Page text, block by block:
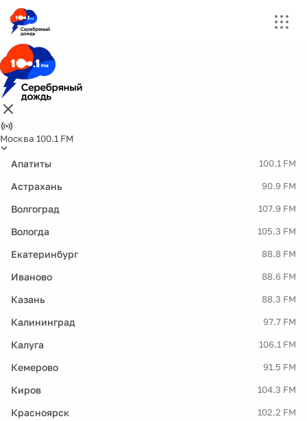
Москва 100.1 FM
Апатиты 100.1 FM
Астрахань 90.9 FM
Волгоград 107.9 FM
Вологда 105.3 FM
Екатеринбург 88.8 FM
Иваново 88.6 FM
Казань 88.3 FM
Калининград 97.7 FM
Калуга 106.1 FM
Кемерово 91.5 FM
Киров 104.3 FM
Красноярск 102.2 FM